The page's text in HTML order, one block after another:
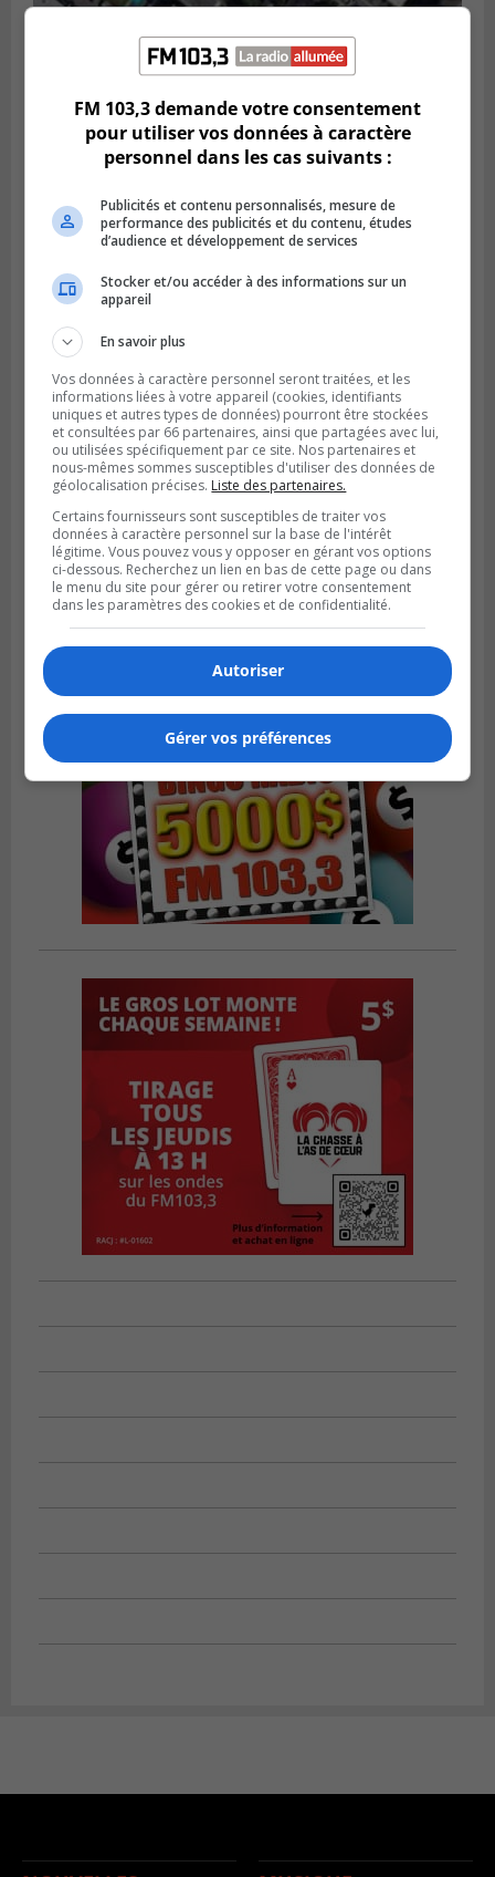
GREENFIELD PARK
Publié le 6 août 2026 à 13h45
Greenfield Park veut s’armer contre les
pluies
SAINT-HUBERT
Publié le 6 août 2026 à 09h39
Longueuil injecte 1,5 M$ pour moderniser
deux stations de pompage
FM 103,3 demande votre consentement
pour utiliser vos données à caractère
personnel dans les cas suivants :
Publicités et contenu personnalisés, mesure de
performance des publicités et du contenu, études
d’audience et développement de services
Stocker et/ou accéder à des informations sur un
appareil
En savoir plus
Vos données à caractère personnel seront traitées, et les
informations liées à votre appareil (cookies, identifiants
uniques et autres types de données) pourront être stockées
et consultées par 66 partenaires, ainsi que partagées avec lui,
ou utilisées spécifiquement par ce site. Nos partenaires et
nous-mêmes sommes susceptibles d'utiliser des données de
géolocalisation précises. Liste des partenaires.
Certains fournisseurs sont susceptibles de traiter vos
données à caractère personnel sur la base de l'intérêt
légitime. Vous pouvez vous y opposer en gérant vos options
ci-dessous. Recherchez un lien en bas de cette page ou dans
le menu du site pour gérer ou retirer votre consentement
dans les paramètres des cookies et de confidentialité.
Autoriser
Gérer vos préférences